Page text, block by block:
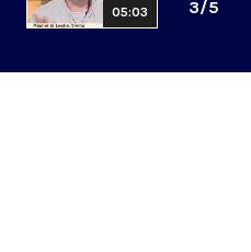
05:03
3/5